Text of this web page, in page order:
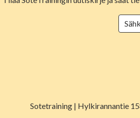
Sotetraining | Hylkirannantie